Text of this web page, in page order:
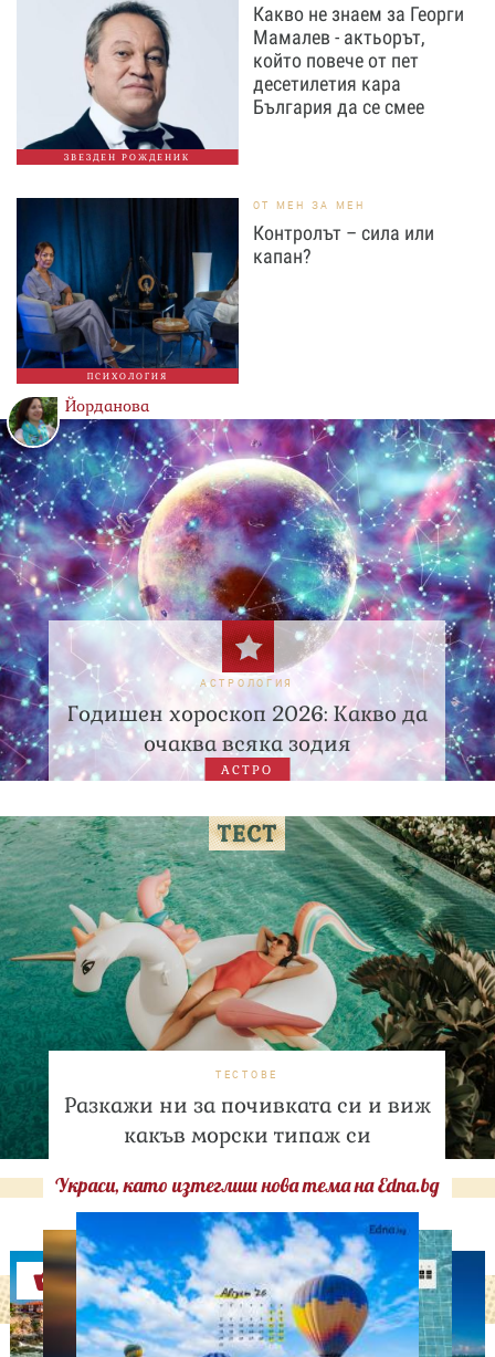
ЗВЕЗДЕН РОЖДЕНИК
Какво не знаем за Георги
Мамалев - актьорът,
който повече от пет
десетилетия кара
България да се смее
ПСИХОЛОГИЯ
ОТ МЕН ЗА МЕН
Контролът – сила или
капан?
Йорданова
АСТРОЛОГИЯ
Годишен хороскоп 2026: Какво да
очаква всяка зодия
АСТРО
ТЕСТОВЕ
Разкажи ни за почивката си и виж
какъв морски типаж си
Украси, като изтеглиш нова тема на Edna.bg
Оферти